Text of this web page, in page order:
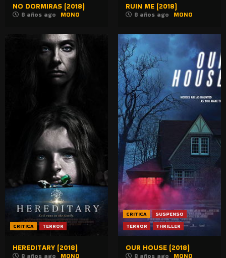
NO DORMIRAS (2018)
8 años ago MONO
RUIN ME (2018)
8 años ago MONO
CRITICA TERROR
HEREDITARY (2018)
8 años ago MONO
CRITICA
SUSPENSO
TERROR
THRILLER
OUR HOUSE (2018)
8 años ago MONO